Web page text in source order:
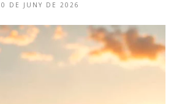
DE JUNY DE 2026